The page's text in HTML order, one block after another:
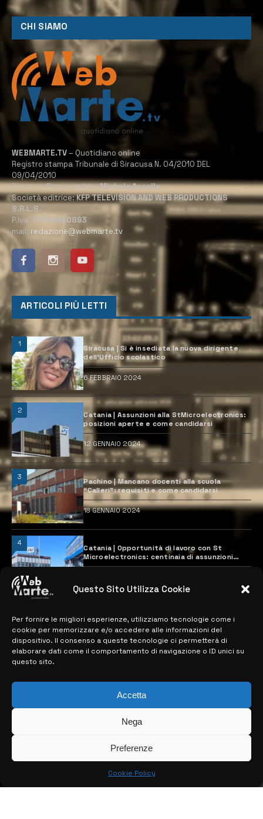
Questo Sito Utilizza Cookie
Per fornire le migliori esperienze, utilizziamo tecnologie come i
cookie per memorizzare e/o accedere alle informazioni del
dispositivo. Il consenso a queste tecnologie ci permetterà di
elaborare dati come il comportamento di navigazione o ID unici su
questo sito.
Accetta
Nega
Preferenze
Cookie Policy
CHI SIAMO
WEBMARTE.TV – Quotidiano online
Registro stampa Tribunale di Siracusa N. 04/2010 DEL
09/04/2010
Direttore Responsabile:Michele Accolla
Società editrice:KFP TELEVISION AND WEB PRODUCTIONS
S.R.L.S.
P.Iva: 02184950893
mail: redazione@webmarte.tv
ARTICOLI PIÙ LETTI
1
Siracusa | Si è insediata la nuova dirigente
dell’Ufficio scolastico
6 FEBBRAIO 2024
2
Catania | Assunzioni alla StMicroelectronics:
posizioni aperte e come candidarsi
12 GENNAIO 2024
3
Pachino | Mancano docenti alla scuola
“Calleri”: requisiti e come candidarsi
18 GENNAIO 2024
4
Catania | Opportunità di lavoro con St
Microelectronics: centinaia di assunzioni
previste
MAPPA DEL SITO
> NOTIZIE